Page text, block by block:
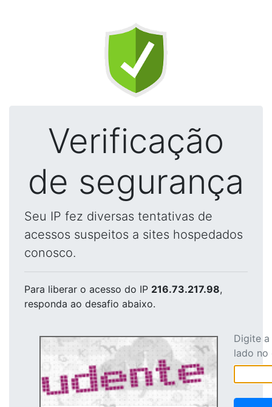
Verificação
de segurança
Seu IP fez diversas tentativas de
acessos suspeitos a sites hospedados
conosco.
Para liberar o acesso do IP 216.73.217.98,
responda ao desafio abaixo.
Digite
lado no